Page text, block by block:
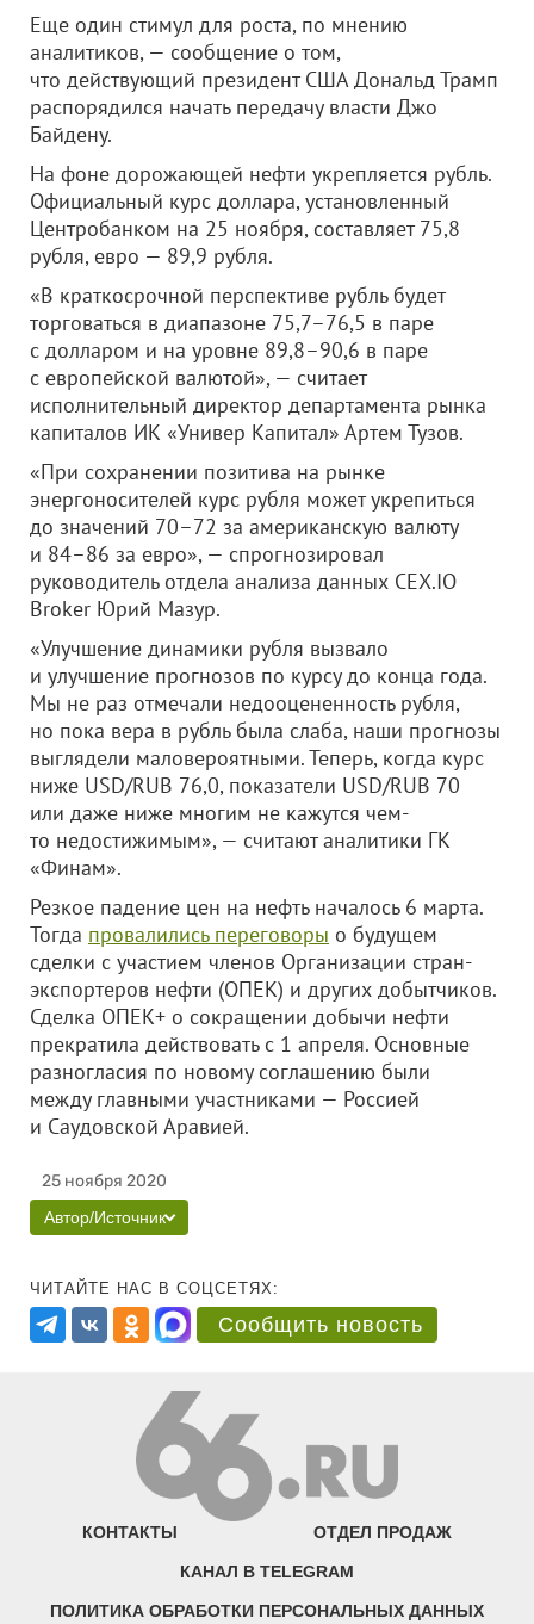
Еще один стимул для роста, по мнению
аналитиков, — сообщение о том,
что действующий президент США Дональд Трамп
распорядился начать передачу власти Джо
Байдену.
На фоне дорожающей нефти укрепляется рубль.
Официальный курс доллара, установленный
Центробанком на 25 ноября, составляет 75,8
рубля, евро — 89,9 рубля.
«В краткосрочной перспективе рубль будет
торговаться в диапазоне 75,7–76,5 в паре
с долларом и на уровне 89,8–90,6 в паре
с европейской валютой», — считает
исполнительный директор департамента рынка
капиталов ИК «Универ Капитал» Артем Тузов.
«При сохранении позитива на рынке
энергоносителей курс рубля может укрепиться
до значений 70–72 за американскую валюту
и 84–86 за евро», — спрогнозировал
руководитель отдела анализа данных CEX.IO
Broker Юрий Мазур.
«Улучшение динамики рубля вызвало
и улучшение прогнозов по курсу до конца года.
Мы не раз отмечали недооцененность рубля,
но пока вера в рубль была слаба, наши прогнозы
выглядели маловероятными. Теперь, когда курс
ниже USD/RUB 76,0, показатели USD/RUB 70
или даже ниже многим не кажутся чем-
то недостижимым», — считают аналитики ГК
«Финам».
Резкое падение цен на нефть началось 6 марта.
Тогда провалились переговоры о будущем
сделки с участием членов Организации стран-
экспортеров нефти (ОПЕК) и других добытчиков.
Сделка ОПЕК+ о сокращении добычи нефти
прекратила действовать с 1 апреля. Основные
разногласия по новому соглашению были
между главными участниками — Россией
и Саудовской Аравией.
25 ноября 2020
Автор/Источник
ЧИТАЙТЕ НАС В СОЦСЕТЯХ:
Сообщить новость
КОНТАКТЫ ОТДЕЛ ПРОДАЖ
КАНАЛ В TELEGRAM
ПОЛИТИКА ОБРАБОТКИ ПЕРСОНАЛЬНЫХ ДАННЫХ